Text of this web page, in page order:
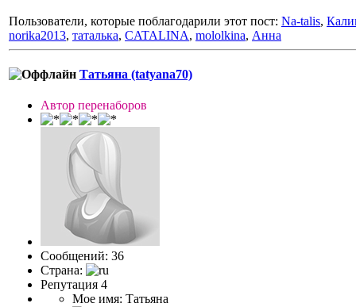
Пользователи, которые поблагодарили этот пост: Na-talis,
norika2013, таталька, CATALINA, mololkina, Анна
Татьяна (tatyana70)
Автор перенаборов
Сообщений: 36
Страна:
Репутация 4
Мое имя: Татьяна